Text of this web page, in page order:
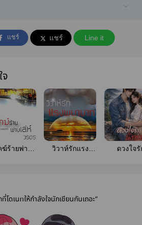
แชร์ แชร์ Line it
ฆ์ร้ายพ่าย
วิวาห์รักแรง
ดวงใจรั
โดเนทให้กำลังใจนักเขียนกันเถอะ”